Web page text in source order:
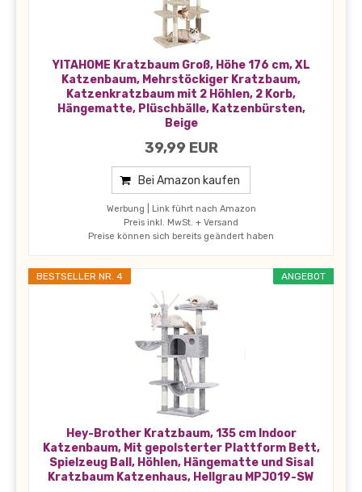
YITAHOME Kratzbaum Groß, Höhe 176 cm, XL
Katzenbaum, Mehrstöckiger Kratzbaum,
Katzenkratzbaum mit 2 Höhlen, 2 Korb,
Hängematte, Plüschbälle, Katzenbürsten,
Beige
39,99 EUR
Bei Amazon kaufen
Werbung | Link führt nach Amazon
Preis inkl. MwSt. + Versand
Preise können sich bereits geändert haben
ANGEBOT
BESTSELLER NR. 4
Hey-Brother Kratzbaum, 135 cm Indoor
Katzenbaum, Mit gepolsterter Plattform Bett,
Spielzeug Ball, Höhlen, Hängematte und Sisal
Kratzbaum Katzenhaus, Hellgrau MPJ019-SW